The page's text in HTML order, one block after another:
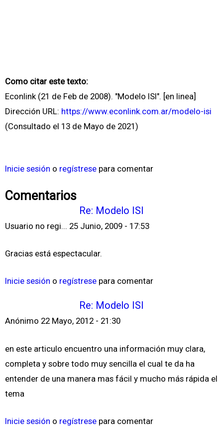
Como citar este texto:
Econlink (21 de Feb de 2008). "Modelo ISI". [en linea]
Dirección URL: https://www.econlink.com.ar/modelo-isi
(Consultado el 13 de Mayo de 2021)
Inicie sesión o regístrese para comentar
Comentarios
Re: Modelo ISI
Usuario no regi... 25 Junio, 2009 - 17:53
Gracias está espectacular.
Inicie sesión o regístrese para comentar
Re: Modelo ISI
Anónimo 22 Mayo, 2012 - 21:30
en este articulo encuentro una información muy clara,
completa y sobre todo muy sencilla el cual te da ha
entender de una manera mas fácil y mucho más rápida el
tema
Inicie sesión o regístrese para comentar